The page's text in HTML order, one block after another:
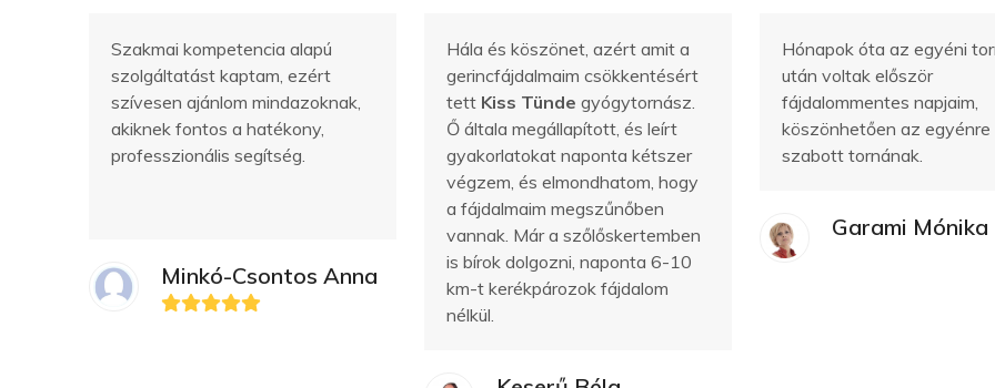
Szakmai kompetencia alapú
szolgáltatást kaptam, ezért
szívesen ajánlom mindazoknak,
akiknek fontos a hatékony,
professzionális segítség.
Minkó-Csontos Anna
Hála és köszönet, azért amit a
gerincfájdalmaim csökkentésért
tett Kiss Tünde gyógytornász.
Ő általa megállapított, és leírt
gyakorlatokat naponta kétszer
végzem, és elmondhatom, hogy
a fájdalmaim megszűnőben
vannak. Már a szőlőskertemben
is bírok dolgozni, naponta 6-10
km-t kerékpározok fájdalom
nélkül.
Hónapok óta az egyéni
után voltak először
fájdalommentes napjaim,
köszönhetően az egyénre
szabott tornának.
Garami Mónika